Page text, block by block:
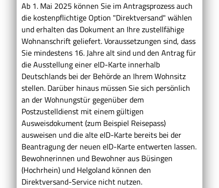
Ab 1. Mai 2025 können Sie im Antragsprozess auch
die kostenpflichtige Option "Direktversand" wählen
und erhalten das Dokument an Ihre zustellfähige
Wohnanschrift geliefert.Voraussetzungen sind, dass
Sie mindestens 16. Jahre alt sind und den Antrag für
die Ausstellung einer eID-Karte innerhalb
Deutschlands bei der Behörde an Ihrem Wohnsitz
stellen. Darüber hinaus müssen Sie sich persönlich
an der Wohnungstür gegenüber dem
Postzustelldienst mit einem gültigen
Ausweisdokument (zum Beispiel Reisepass)
ausweisen und die alte eID-Karte bereits bei der
Beantragung der neuen eID-Karte entwerten lassen.
Bewohnerinnen und Bewohner aus Büsingen
(Hochrhein) und Helgoland können den
Direktversand-Service nicht nutzen.